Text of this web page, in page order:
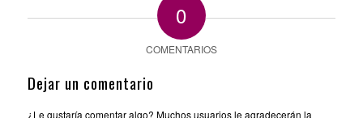
0
COMENTARIOS
Dejar un comentario
¿Le gustaría comentar algo? Muchos usuarios le agradecerán la